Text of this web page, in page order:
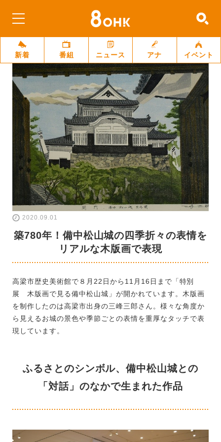
新着 番組 ニュース アナ イベント
2020.09.01
築780年！備中松山城の四季折々の表情を
リアルな木版画で表現
高梁市歴史美術館で８月22日から11月16日まで「特別
展 木版画で見る備中松山城」が開かれています。木版画
を制作したのは高梁市出身の三峰三郎さん。様々な角度か
ら見えるお城の景色や季節ごとの表情を重厚なタッチで表
現しています。
ふるさとのシンボル、備中松山城との
「対話」のなかで生まれた作品